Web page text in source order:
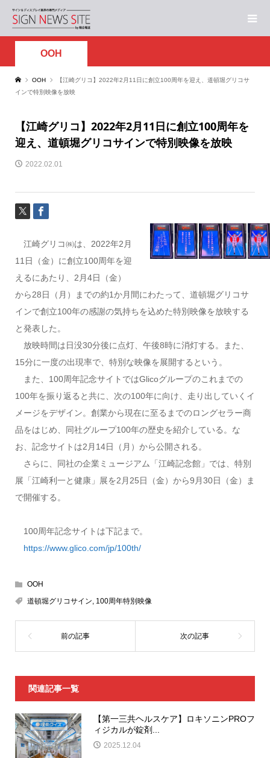
OOH
OOH
【江崎グリコ】2022年2月11日に創立100周年を迎え、道頓堀グリコサ
インで特別映像を放映
【江崎グリコ】2022年2月11日に創立100周年を
迎え、道頓堀グリコサインで特別映像を放映
2022.02.01
江崎グリコ㈱は、2022年2月
11日（金）に創立100周年を迎
えるにあたり、2月4日（金）
から28日（月）までの約1か月間にわたって、道頓堀グリコサ
インで創立100年の感謝の気持ちを込めた特別映像を放映する
と発表した。
放映時間は日没30分後に点灯、午後8時に消灯する。また、
15分に一度の出現率で、特別な映像を展開するという。
また、100周年記念サイトではGlicoグループのこれまでの
100年を振り返ると共に、次の100年に向け、走り出していくイ
メージをデザイン。創業から現在に至るまでのロングセラー商
品をはじめ、同社グループ100年の歴史を紹介している。な
お、記念サイトは2月14日（月）から公開される。
さらに、同社の企業ミュージアム「江崎記念館」では、特別
展「江崎利一と健康」展を2月25日（金）から9月30日（金）ま
で開催する。
100周年記念サイトは下記まで。
https://www.glico.com/jp/100th/
OOH
道頓堀グリコサイン, 100周年特別映像
関連記事一覧
【第一三共ヘルスケア】ロキソニンPROフ
ィジカルが錠剤...
2025.12.04